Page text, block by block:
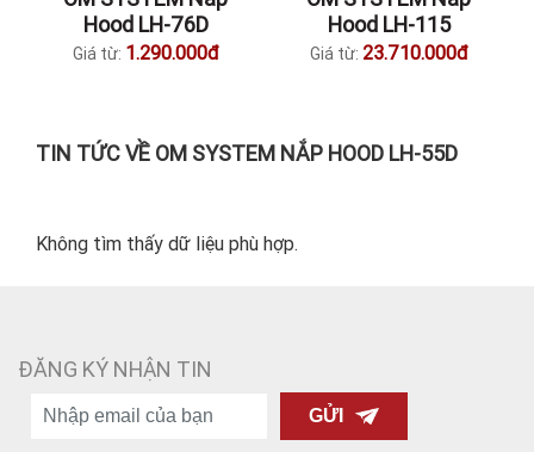
Hood LH-76D
Giá từ: 1.290.000đ
Hood LH-115
Giá từ: 23.710.000đ
TIN TỨC VỀ OM SYSTEM NẮP HOOD LH-55D
Không tìm thấy dữ liệu phù hợp.
ĐĂNG KÝ NHẬN TIN
GỬI